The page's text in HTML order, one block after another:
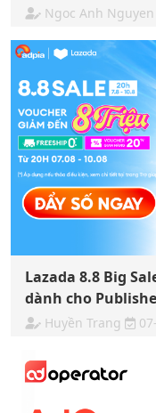
Ngoc Anh Nguyen
Lazada 8.8 Big
dành cho
Huyền Trang